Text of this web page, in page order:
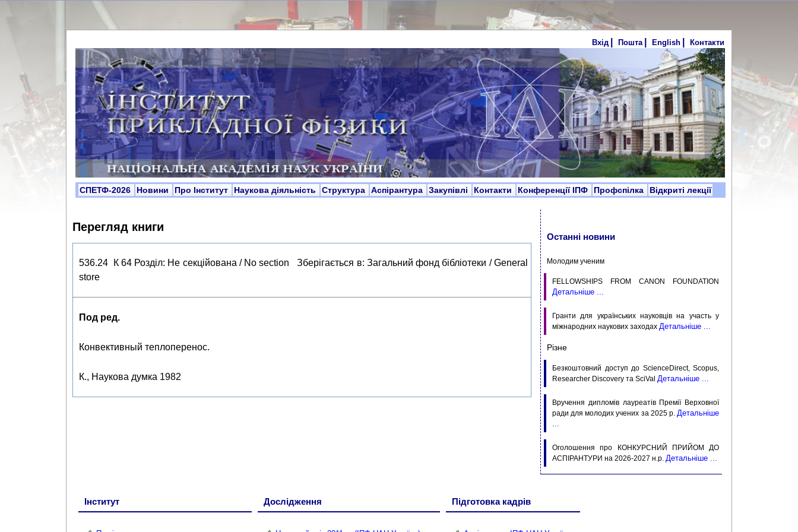
Контакти
English
Пошта
Вхід
СПЕТФ-2026 Новини Про Інститут Наукова діяльність Структура Аспірантура Закупівлі Контакти Конференції ІПФ Профспілка Відкриті лекції
Перегляд книги
536.24 К 64 Розділ: Не секційована / No section Зберігається в: Загальний фонд бібліотеки / General
store
Под ред.
Конвективный теплоперенос.
К., Наукова думка 1982
Останні новини
Молодим ученим
FELLOWSHIPS FROM CANON FOUNDATION
Детальніше ...
Гранти для українських науковців на участь у
міжнародних наукових заходах Детальніше ...
Різне
Безкоштовний доступ до ScienceDirect, Scopus,
Researcher Discovery та SciVal Детальніше ...
Вручення дипломів лауреатів Премії Верховної
ради для молодих учених за 2025 р. Детальніше
...
Оголошення про КОНКУРСНИЙ ПРИЙОМ ДО
АСПIРАНТУРИ на 2026-2027 н.р. Детальніше ...
Інститут Дослідження Підготовка кадрів